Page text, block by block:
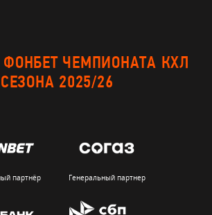
ЧЕМПИОНАТА КХЛ
СЕЗОНА 2025/26
партнёр Генеральный партнер